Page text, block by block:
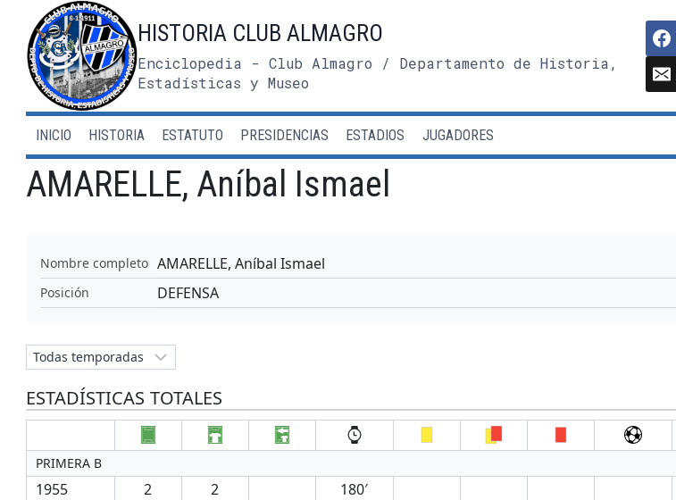
contenido
HISTORIA CLUB ALMAGRO
Enciclopedia - Club Almagro / Departamento de Historia,
Estadísticas y Museo
INICIO HISTORIA ESTATUTO PRESIDENCIAS ESTADIOS JUGADORES
AMARELLE, Aníbal Ismael
Nombre completo AMARELLE, Aníbal Ismael
Posición DEFENSA
ESTADÍSTICAS TOTALES
PRIMERA B
1955 2 2
180′